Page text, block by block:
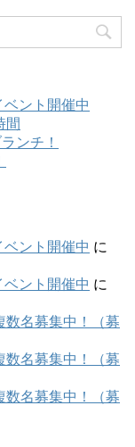
ント開催中
間
ンチ！
ント開催中 に
ント開催中 に
数名募集中！（募
数名募集中！（募
数名募集中！（募